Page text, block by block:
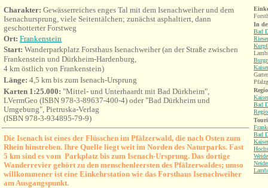
Charakter: Gewässerreiches enges Tal mit dem Isenachweiher und dem
Isenachursprung, viele Seitentälchen; zunächst asphaltiert, dann
geschotterter Forstweg
Ort: Frankenstein
Start: Wanderparkplatz Forsthaus Isenachweiher (an der Straße zwischen
Frankenstein und Dürkheim-Hardenburg,
4 km östlich von Frankenstein)
Länge: 4,5 km bis zum Isenach-Ursprung
Karten 1:25.000: "Mittel- und Unterhaardt mit Bad Dürkheim",
LVermGeo (ISBN 978-3-89637-400-4) oder "Bad Dürkheim und
Umgebung", Pietruska-Verlag
(ISBN 978-3-934895-79-9)
Die Isenach ist eines der Flüsschen im Pfälzerwald, die nach Osten zum
Rhein hinstreben. Ihre Quelle liegt weit im Norden des Naturparks. Fast
5 km sind es vom Parkplatz bis zum Isenach-Ursprung. Das dortige
Wanderrevier gehört zu den menschenleersten des Pfälzerwaldes; umso
willkommener ist eine Einkehrstation wie das Forsthaus Isenachweiher
am Ausgangspunkt.
In
Bad
Bad
Bad